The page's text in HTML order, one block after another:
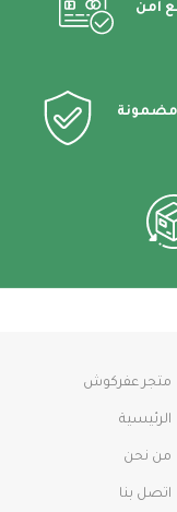
أمن
مضمونة
متجر عفركوش
الرئيسية
من نحن
اتصل بنا